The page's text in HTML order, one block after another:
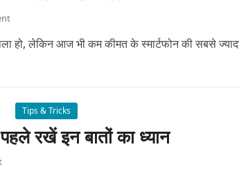
हो, लेकिन आज भी कम कीमत के स्मार्टफोन की सबसे
Tips & Tricks
रखें इन बातों का ध्यान